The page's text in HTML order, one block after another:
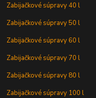
Zabijačkové súpravy 40 l
Zabijačkové súpravy 50 l
Zabijačkové súpravy 60 l
Zabijačkové súpravy 70 l
Zabijačkové súpravy 80 l
Zabijačkové súpravy 100 l